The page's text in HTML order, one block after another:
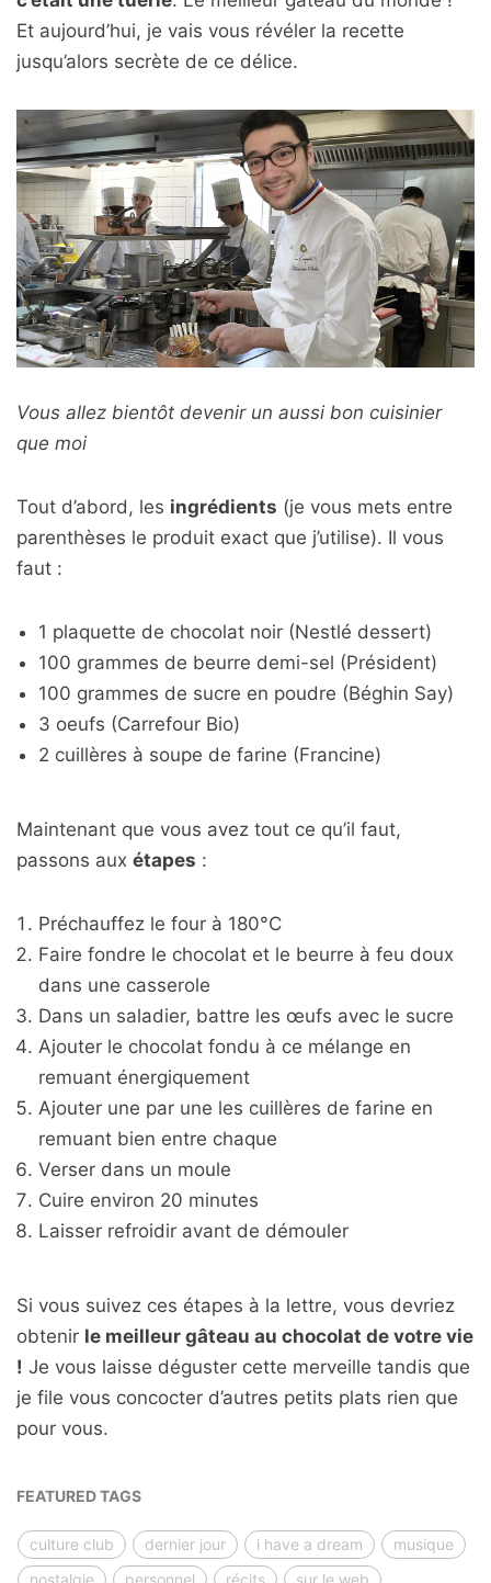
Et aujourd’hui, je vais vous révéler la recette
jusqu’alors secrète de ce délice.
Vous allez bientôt devenir un aussi bon cuisinier
que moi
Tout d’abord, les ingrédients (je vous mets entre
parenthèses le produit exact que j’utilise). Il vous
faut :
1 plaquette de chocolat noir (Nestlé dessert)
100 grammes de beurre demi-sel (Président)
100 grammes de sucre en poudre (Béghin Say)
3 oeufs (Carrefour Bio)
2 cuillères à soupe de farine (Francine)
Maintenant que vous avez tout ce qu’il faut,
passons aux étapes :
Préchauffez le four à 180°C
Faire fondre le chocolat et le beurre à feu doux
dans une casserole
Dans un saladier, battre les œufs avec le sucre
Ajouter le chocolat fondu à ce mélange en
remuant énergiquement
Ajouter une par une les cuillères de farine en
remuant bien entre chaque
Verser dans un moule
Cuire environ 20 minutes
Laisser refroidir avant de démouler
Si vous suivez ces étapes à la lettre, vous devriez
obtenir le meilleur gâteau au chocolat de votre vie
! Je vous laisse déguster cette merveille tandis que
je file vous concocter d’autres petits plats rien que
pour vous.
FEATURED TAGS
culture club dernier jour i have a dream
musique